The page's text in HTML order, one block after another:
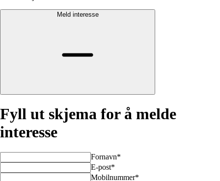
Meld interesse
Fyll ut skjema for å melde
interesse
Fornavn*
E-post*
Mobilnummer*